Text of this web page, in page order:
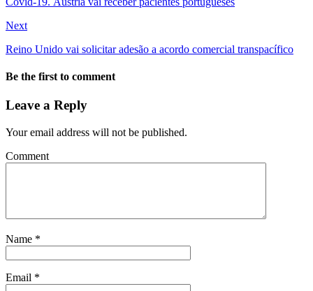
Next
Reino Unido vai solicitar adesão a acordo comercial transpacífico
Be the first to comment
Leave a Reply
Your email address will not be published.
Comment
Name *
Email *